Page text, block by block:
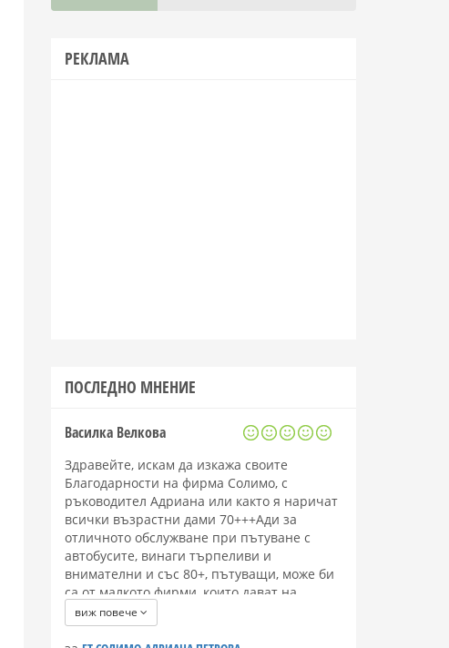
РЕКЛАМА
ПОСЛЕДНО МНЕНИЕ
Василка Велкова
Здравейте, искам да изкажа своите
Благодарности на фирма Солимо, с
ръководител Адриана или както я наричат
всички възрастни дами 70+++Ади за
отличното обслужване при пътуване с
автобусите, винаги търпеливи и
внимателни и със 80+, пътуващи, може би
са от малкото фирми, които дават на
възрастните хора положителни емоции и
радост.
виж повече